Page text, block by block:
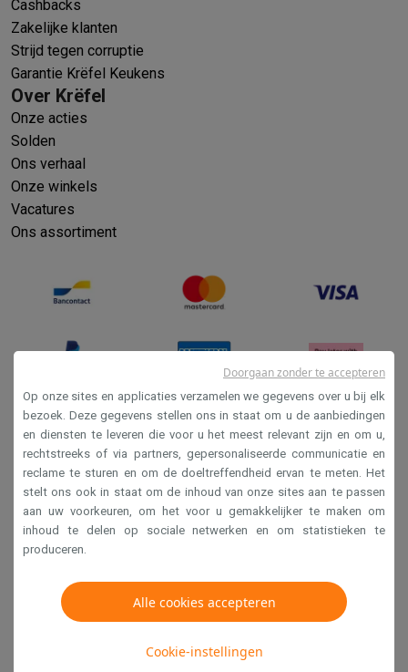
Cashbacks
Zakelijke klanten
Strijd tegen corruptie
Garantie Krëfel Keukens
Over Krëfel
Onze acties
Solden
Ons verhaal
Onze winkels
Vacatures
Ons assortiment
Verkoopsvoorwaarden
Privacy
Disclaimer
Cookies
Krëfel NV - Steenstraat 44 - Industriezone 4 "T Sas",
1851 Humbeek, België
BTW BE 0400.673.544
Op onze sites en applicaties verzamelen we gegevens over u bij elk
bezoek. Deze gegevens stellen ons in staat om u de aanbiedingen
en diensten te leveren die voor u het meest relevant zijn en om u,
rechtstreeks of via partners, gepersonaliseerde communicatie en
reclame te sturen en om de doeltreffendheid ervan te meten. Het
stelt ons ook in staat om de inhoud van onze sites aan te passen
aan uw voorkeuren, om het voor u gemakkelijker te maken om
inhoud te delen op sociale netwerken en om statistieken te
produceren.
Alle cookies accepteren
Cookie-instellingen
Doorgaan zonder te accepteren